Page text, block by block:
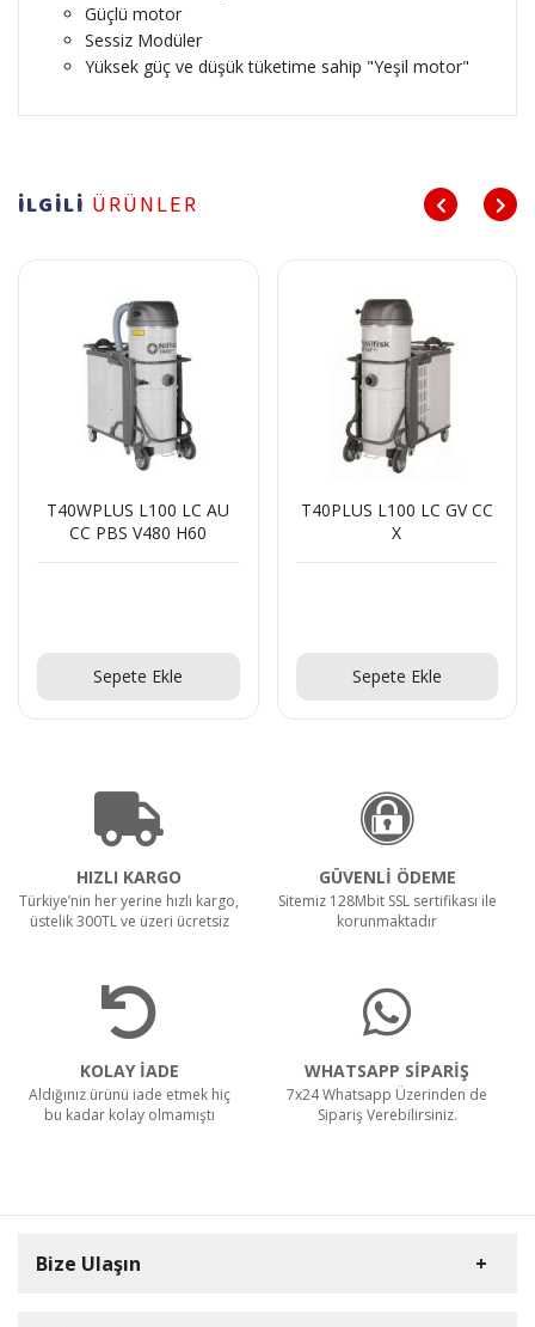
Güçlü motor
Sessiz Modüler
Yüksek güç ve düşük tüketime sahip "Yeşil motor"
İLGİLİ ÜRÜNLER
T40WPLUS L100 LC AU
CC PBS V480 H60
Sepete Ekle
T40PLUS L100 LC GV CC
X
Sepete Ekle
HIZLI KARGO
Türkiye’nin her yerine hızlı kargo,
üstelik 300TL ve üzeri ücretsiz
GÜVENLİ ÖDEME
Sitemiz 128Mbit SSL sertifikası ile
korunmaktadır
KOLAY İADE
Aldığınız ürünü iade etmek hiç
bu kadar kolay olmamıştı
WHATSAPP SİPARİŞ
7x24 Whatsapp Üzerinden de
Sipariş Verebilirsiniz.
Bize Ulaşın